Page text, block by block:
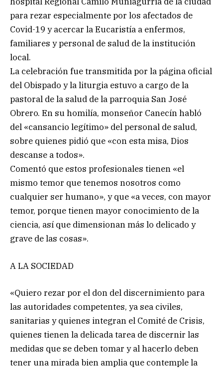
para rezar especialmente por los afectados de
Covid-19 y acercar la Eucaristía a enfermos,
familiares y personal de salud de la institución
local.
La celebración fue transmitida por la página oficial
del Obispado y la liturgia estuvo a cargo de la
pastoral de la salud de la parroquia San José
Obrero. En su homilía, monseñor Canecín habló
del «cansancio legítimo» del personal de salud,
sobre quienes pidió que «con esta misa, Dios
descanse a todos».
Comentó que estos profesionales tienen «el
mismo temor que tenemos nosotros como
cualquier ser humano», y que «a veces, con mayor
temor, porque tienen mayor conocimiento de la
ciencia, así que dimensionan más lo delicado y
grave de las cosas».
A LA SOCIEDAD
«Quiero rezar por el don del discernimiento para
las autoridades competentes, ya sea civiles,
sanitarias y quienes integran el Comité de Crisis,
quienes tienen la delicada tarea de discernir las
medidas que se deben tomar y al hacerlo deben
tener una mirada bien amplia que contemple la